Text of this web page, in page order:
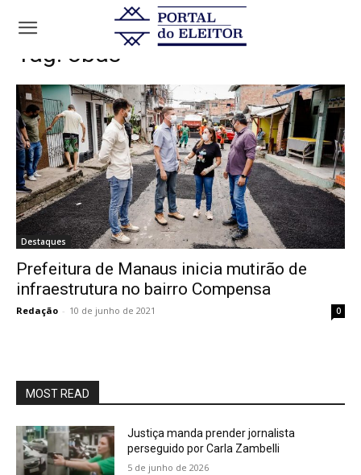
Tags
Tag: obas
Destaques
Prefeitura de Manaus inicia mutirão de
infraestrutura no bairro Compensa
Redação - 10 de junho de 2021 0
MOST READ
Justiça manda prender jornalista
perseguido por Carla Zambelli
5 de junho de 2026